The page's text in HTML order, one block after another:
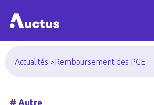
Actualités >Remboursement des PGE
# Autre